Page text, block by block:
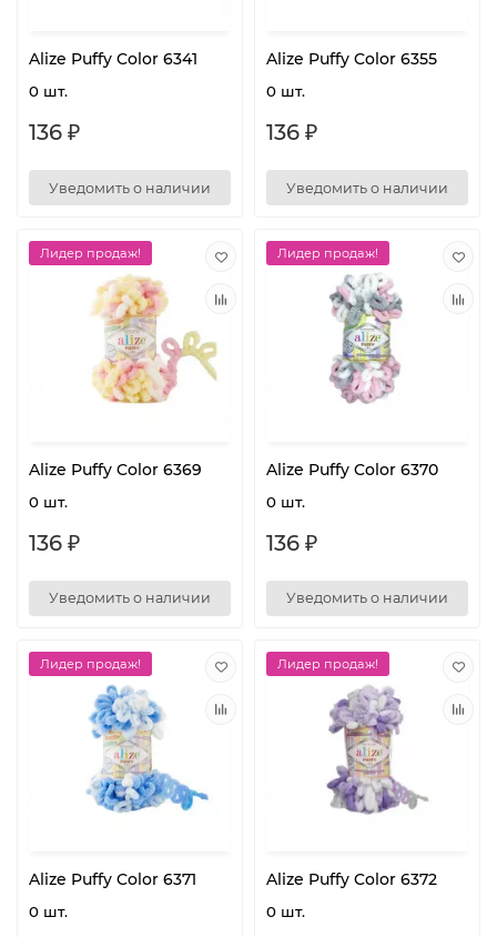
Alize Puffy Color 6341
0 шт.
136 ₽
Уведомить о наличии
Alize Puffy Color 6355
0 шт.
136 ₽
Уведомить о наличии
Лидер продаж!
Alize Puffy Color 6369
0 шт.
136 ₽
Уведомить о наличии
Лидер продаж!
Alize Puffy Color 6370
0 шт.
136 ₽
Уведомить о наличии
Лидер продаж!
Alize Puffy Color 6371
0 шт.
Лидер продаж!
Alize Puffy Color 6372
0 шт.